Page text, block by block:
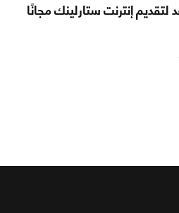
إنترنت ستارلينك مجانًا